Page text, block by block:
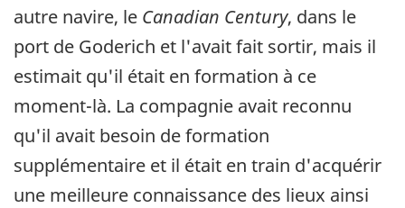
autre navire, le Canadian Century, dans le
port de Goderich et l'avait fait sortir, mais il
estimait qu'il était en formation à ce
moment-là. La compagnie avait reconnu
qu'il avait besoin de formation
supplémentaire et il était en train d'acquérir
une meilleure connaissance des lieux ainsi